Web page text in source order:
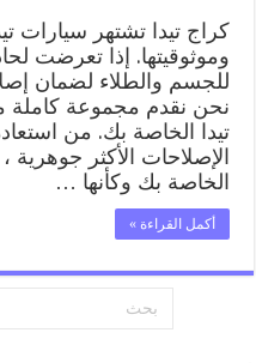
كراج تيدا تشتهر سيارات
وموثوقيتها. إذا تعرضت
للجسم والطلاء لضمان
نحن نقدم مجموعة كاملة
تيدا الخاصة بك. من
الإصلاحات الأكثر
الخاصة بك وكأنها …
أكمل القراءة »